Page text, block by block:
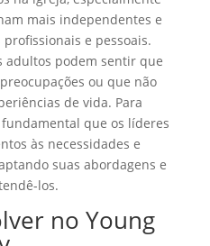
mais independentes e
e pessoais.
adultos podem sentir que
ou que não
de vida. Para
que os líderes
às necessidades e
suas abordagens e
los.
no Young